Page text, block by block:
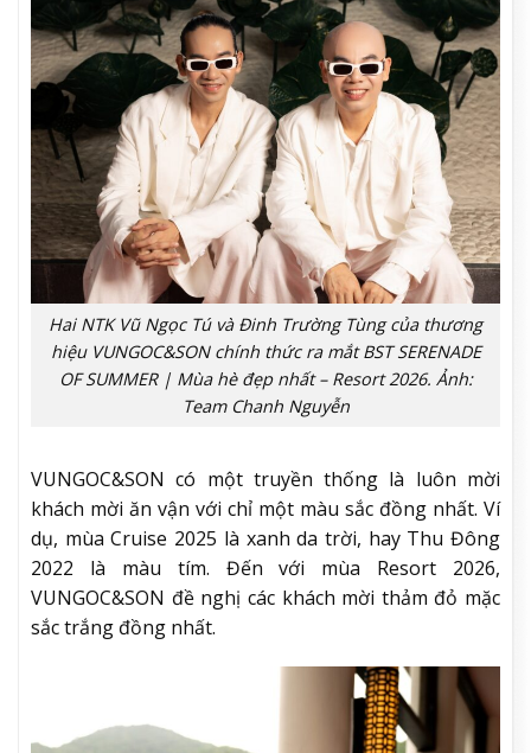
Hai NTK Vũ Ngọc Tú và Đinh Trường Tùng của thương
hiệu VUNGOC&SON chính thức ra mắt BST SERENADE
OF SUMMER | Mùa hè đẹp nhất – Resort 2026. Ảnh:
Team Chanh Nguyễn
VUNGOC&SON có một truyền thống là luôn mời
khách mời ăn vận với chỉ một màu sắc đồng nhất. Ví
dụ, mùa Cruise 2025 là xanh da trời, hay Thu Đông
2022 là màu tím. Đến với mùa Resort 2026,
VUNGOC&SON đề nghị các khách mời thảm đỏ mặc
sắc trắng đồng nhất.